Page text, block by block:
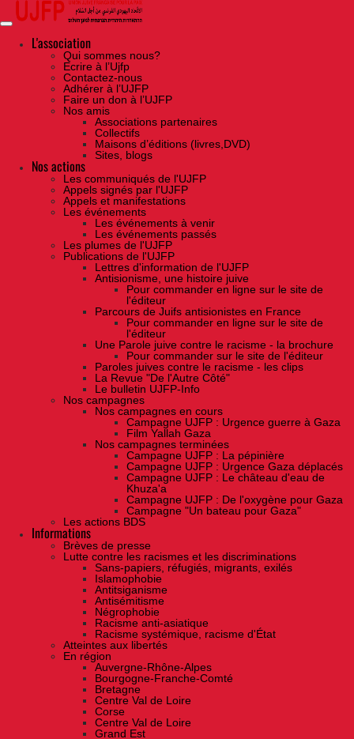
Skip
the
contentL'association
Qui sommes nous?
Ecrire à l’Ujfp
Contactez-nous
Adhérer à l’UJFP
Faire un don à l’UJFP
Nos amis
Associations partenaires
Collectifs
Maisons d’éditions (livres,DVD)
Sites, blogs
Nos actions
Les communiqués de l'UJFP
Appels signés par l'UJFP
Appels et manifestations
Les événements
Les événements à venir
Les événements passés
Les plumes de l'UJFP
Publications de l'UJFP
Lettres d'information de l'UJFP
Antisionisme, une histoire juive
Pour commander en ligne sur le site de
l'éditeur
Parcours de Juifs antisionistes en France
Pour commander en ligne sur le site de
l'éditeur
Une Parole juive contre le racisme - la brochure
Pour commander sur le site de l'éditeur
Paroles juives contre le racisme - les clips
La Revue "De l'Autre Côté"
Le bulletin UJFP-Info
Nos campagnes
Nos campagnes en cours
Campagne UJFP : Urgence guerre à Gaza
Film Yallah Gaza
Nos campagnes terminées
Campagne UJFP : La pépinière
Campagne UJFP : Urgence Gaza déplacés
Campagne UJFP : Le château d'eau de
Khuza'a
Campagne UJFP : De l'oxygène pour Gaza
Campagne "Un bateau pour Gaza"
Les actions BDS
Informations
Brèves de presse
Lutte contre les racismes et les discriminations
Sans-papiers, réfugiés, migrants, exilés
Islamophobie
Antitsiganisme
Antisémitisme
Négrophobie
Racisme anti-asiatique
Racisme systémique, racisme d'État
Atteintes aux libertés
En région
Auvergne-Rhône-Alpes
Bourgogne-Franche-Comté
Bretagne
Centre Val de Loire
Corse
Centre Val de Loire
Grand Est